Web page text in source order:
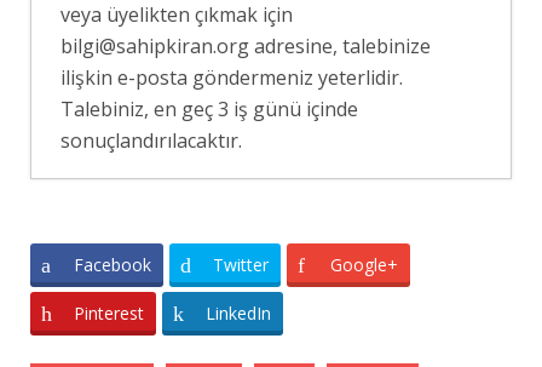
veya üyelikten çıkmak için
bilgi@sahipkiran.org adresine, talebinize
ilişkin e-posta göndermeniz yeterlidir.
Talebiniz, en geç 3 iş günü içinde
sonuçlandırılacaktır.
22 Kasım 2022
‘’ULUSLARARASI İKTİSAT: TEORİ,
POLİTİKA VE UYGULAMA’’ KİTAP ÖZETİ
5 Ekim 2021
Facebook Twitter Google+
Pinterest LinkedIn